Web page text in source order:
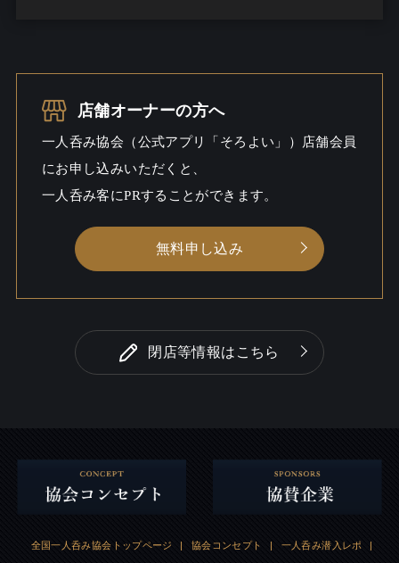
シーン
店舗オーナーの方へ
一人呑み協会（公式アプリ「そろよい」）店舗会員
にお申し込みいただくと、
一人呑み客にPRすることができます。
無料申し込み
閉店等情報はこちら
全国一人呑み協会トップページ | 協会コンセプト | 一人呑み潜入レポ |